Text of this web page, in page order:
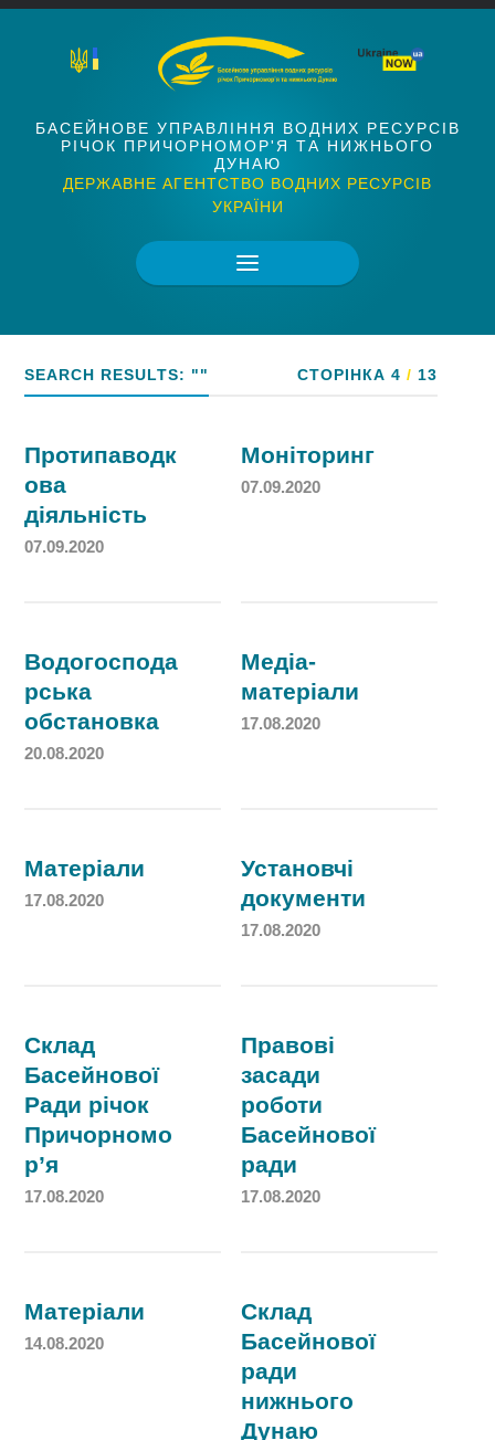
БАСЕЙНОВЕ УПРАВЛІННЯ ВОДНИХ РЕСУРСІВ
РІЧОК ПРИЧОРНОМОР'Я ТА НИЖНЬОГО
ДУНАЮ
ДЕРЖАВНЕ АГЕНТСТВО ВОДНИХ РЕСУРСІВ
УКРАЇНИ
SEARCH RESULTS: "" СТОРІНКА 4 / 13
Протипаводк
ова
діяльність
07.09.2020
Моніторинг
07.09.2020
Водогоспода
рська
обстановка
20.08.2020
Медіа-
матеріали
17.08.2020
Матеріали
17.08.2020
Установчі
документи
17.08.2020
Склад
Басейнової
Ради річок
Причорномо
р’я
17.08.2020
Правові
засади
роботи
Басейнової
ради
17.08.2020
Матеріали
14.08.2020
Склад
Басейнової
ради
нижнього
Дунаю